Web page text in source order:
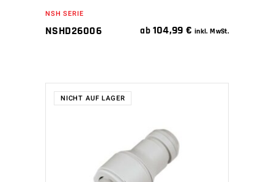
NSH SERIE
NSHD26006 ab 104,99€ inkl. MwSt.
NICHT AUF LAGER
WEITERLESEN